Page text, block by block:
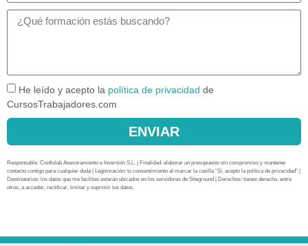
He leído y acepto la política de privacidad de
CursosTrabajadores.com
ENVIAR
Responsable: Confislab Asesoramiento e Inversión S.L. | Finalidad: elaborar un presupuesto sin compromiso y mantener
contacto contigo para cualquier duda | Legitimación: tu consentimiento al marcar la casilla “Sí, acepto la política de privacidad” |
Destinatarios: los datos que me facilitas estarán ubicados en los servidores de Siteground | Derechos: tienes derecho, entre
otros, a acceder, rectificar, limitar y suprimir tus datos.